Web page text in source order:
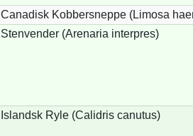
Canadisk Kobbersneppe (Limosa
Stenvender (Arenaria interpres)
Islandsk Ryle (Calidris canutus)